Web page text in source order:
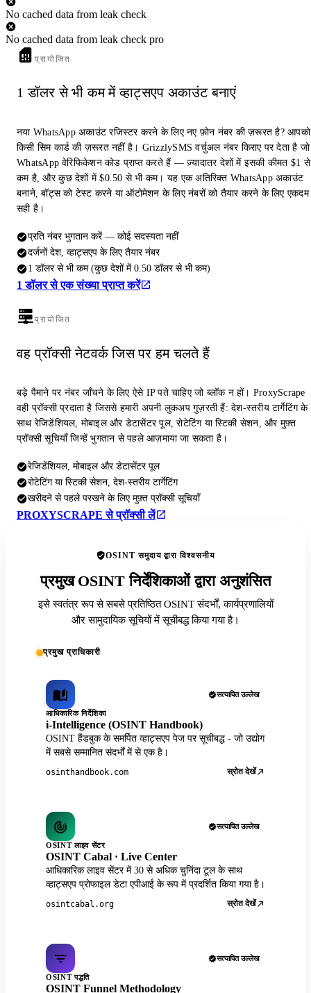
No cached data from leak check
No cached data from leak check pro
प्रायोजित
1 डॉलर से भी कम में व्हाट्सएप अकाउंट बनाएं
नया WhatsApp अकाउंट रजिस्टर करने के लिए नए फ़ोन नंबर की ज़रूरत है? आपको
किसी सिम कार्ड की ज़रूरत नहीं है। GrizzlySMS वर्चुअल नंबर किराए पर देता है जो
WhatsApp वेरिफिकेशन कोड प्राप्त करते हैं — ज़्यादातर देशों में इसकी कीमत $1 से
कम है, और कुछ देशों में $0.50 से भी कम। यह एक अतिरिक्त WhatsApp अकाउंट
बनाने, बॉट्स को टेस्ट करने या ऑटोमेशन के लिए नंबरों को तैयार करने के लिए एकदम
सही है।
प्रति नंबर भुगतान करें — कोई सदस्यता नहीं
दर्जनों देश, व्हाट्सएप के लिए तैयार नंबर
1 डॉलर से भी कम (कुछ देशों में 0.50 डॉलर से भी कम)
1 डॉलर से एक संख्या प्राप्त करें
प्रायोजित
वह प्रॉक्सी नेटवर्क जिस पर हम चलते हैं
बड़े पैमाने पर नंबर जाँचने के लिए ऐसे IP पते चाहिए जो ब्लॉक न हों। ProxyScrape
वही प्रॉक्सी प्रदाता है जिससे हमारी अपनी लुकअप गुज़रती हैं: देश-स्तरीय टार्गेटिंग के
साथ रेजिडेंशियल, मोबाइल और डेटासेंटर पूल, रोटेटिंग या स्टिकी सेशन, और मुफ़्त
प्रॉक्सी सूचियाँ जिन्हें भुगतान से पहले आज़माया जा सकता है।
रेजिडेंशियल, मोबाइल और डेटासेंटर पूल
रोटेटिंग या स्टिकी सेशन, देश-स्तरीय टार्गेटिंग
खरीदने से पहले परखने के लिए मुफ़्त प्रॉक्सी सूचियाँ
PROXYSCRAPE से प्रॉक्सी लें
OSINT समुदाय द्वारा विश्वसनीय
प्रमुख OSINT निर्देशिकाओं द्वारा अनुशंसित
इसे स्वतंत्र रूप से सबसे प्रतिष्ठित OSINT संदर्भों, कार्यप्रणालियों
और सामुदायिक सूचियों में सूचीबद्ध किया गया है।
प्रमुख प्राधिकारी
सत्यापित उल्लेख
आधिकारिक निर्देशिका
i-Intelligence (OSINT Handbook)
OSINT हैंडबुक के समर्पित व्हाट्सएप पेज पर सूचीबद्ध - जो उद्योग
में सबसे सम्मानित संदर्भों में से एक है।
osinthandbook.com स्रोत देखें
सत्यापित उल्लेख
OSINT लाइव सेंटर
OSINT Cabal · Live Center
आधिकारिक लाइव सेंटर में 30 से अधिक चुनिंदा टूल के साथ
व्हाट्सएप प्रोफाइल डेटा एपीआई के रूप में प्रदर्शित किया गया है।
osintcabal.org स्रोत देखें
सत्यापित उल्लेख
OSINT पद्धति
OSINT Funnel Methodology